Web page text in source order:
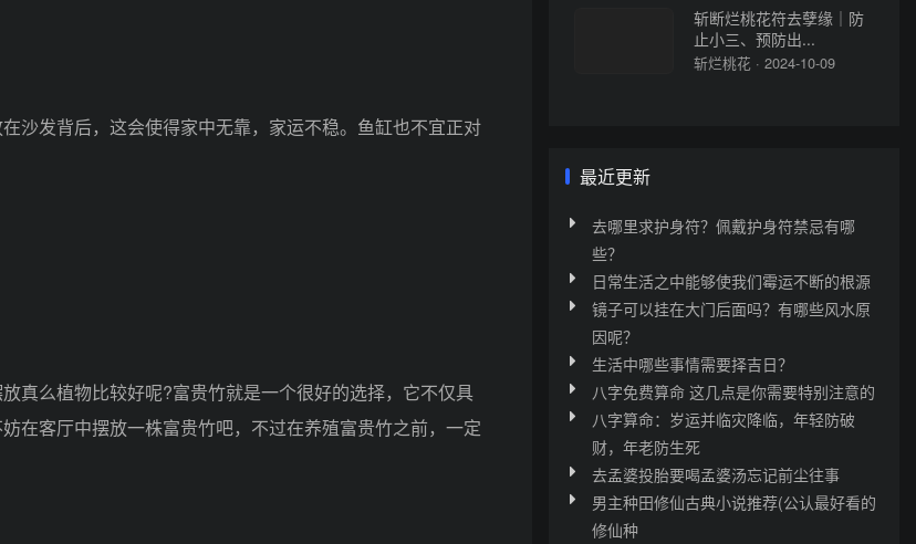
发背后，这会使得家中无靠，家运不稳。鱼缸也不宜正对
么植物比较好呢?富贵竹就是一个很好的选择，它不仅具
在客厅中摆放一株富贵竹吧，不过在养殖富贵竹之前，一定
斩断烂桃花符去孽缘｜防
止小三、预防出...
斩烂桃花 · 2024-10-09
最近更新
去哪里求护身符？佩戴护身符禁忌有哪
些？
日常生活之中能够使我们霉运不断的根源
镜子可以挂在大门后面吗？有哪些风水原
因呢？
生活中哪些事情需要择吉日？
八字免费算命 这几点是你需要特别注意的
八字算命：岁运并临灾降临，年轻防破
财，年老防生死
去孟婆投胎要喝孟婆汤忘记前尘往事
男主种田修仙古典小说推荐(公认最好看的
修仙种